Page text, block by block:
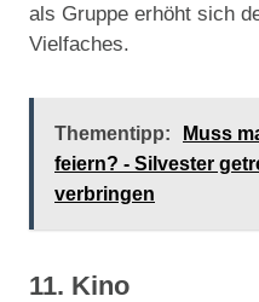
als Gruppe erhöht sich
Vielfaches.
Thementipp:
Muss
feiern? - Silvester
verbringen
11. Kino